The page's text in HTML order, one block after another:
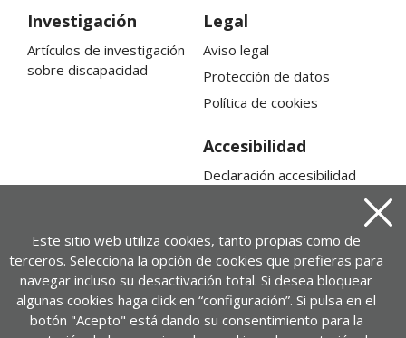
Investigación
Artículos de investigación
sobre discapacidad
Legal
Aviso legal
Protección de datos
Política de cookies
Accesibilidad
Declaración accesibilidad
Este sitio web utiliza cookies, tanto propias como de
terceros. Selecciona la opción de cookies que prefieras para
navegar incluso su desactivación total. Si desea bloquear
algunas cookies haga click en “configuración”. Si pulsa en el
botón "Acepto" está dando su consentimiento para la